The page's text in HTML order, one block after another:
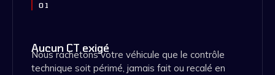
01
Aucun CT exigé
Nous rachetons votre véhicule que le contrôle
technique soit périmé, jamais fait ou recalé en